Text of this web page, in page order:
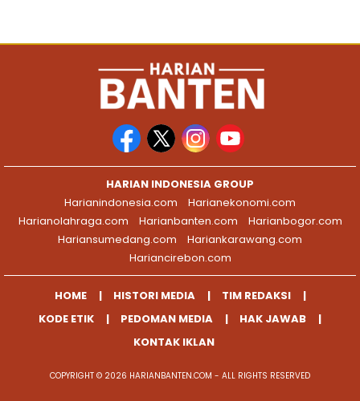
HARIAN INDONESIA GROUP
Harianindonesia.com
Harianekonomi.com
Harianolahraga.com
Harianbanten.com
Harianbogor.com
Hariansumedang.com
Hariankarawang.com
Hariancirebon.com
HOME HISTORI MEDIA
TIM REDAKSI
KODE ETIK
PEDOMAN MEDIA
HAK JAWAB
KONTAK IKLAN
COPYRIGHT © 2026 HARIANBANTEN.COM - ALL RIGHTS RESERVED